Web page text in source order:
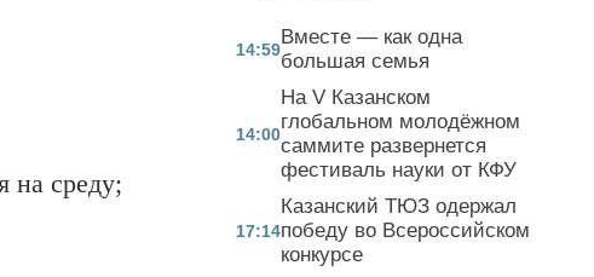
на среду;
14:59
Вместе — как одна
большая семья
14:00
На V Казанском
глобальном молодёжном
саммите развернется
фестиваль науки от КФУ
17:14
Казанский ТЮЗ одержал
победу во Всероссийском
конкурсе